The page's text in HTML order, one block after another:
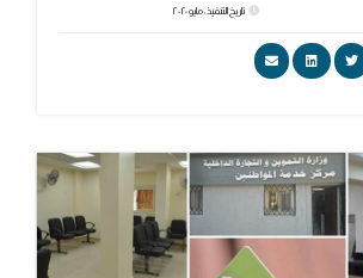
تاريخ التنفيذ: مايو ٢٠٢٠